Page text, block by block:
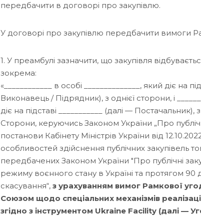
передбачити в договорі про закупівлю.
У договорі про закупівлю передбачити вимоги
1. У преамбулі зазначити, що закупівля
зокрема:
«____________ в особі ______________, який діє на
Виконавець / Підрядник), з однієї сторони, і
діє на підставі ___________ (далі —
Сторони, керуючись Законом України „Про
постанови Кабінету Міністрів України від
особливостей здійснення публічних закупівель
передбачених Законом України "Про публічні
режиму воєнного стану в Україні та протягом
скасування“, з урахуванням вимог Рамкової
Союзом щодо спеціальних механізмів
згідно з інструментом Ukraine Facility (далі —